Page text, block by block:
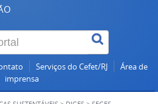
Serviços do Cefet/RJ
Área de
imprensa